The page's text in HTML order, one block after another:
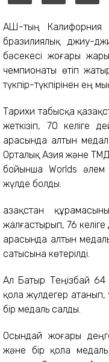
АҚШ-тың Калифорния
бразилиялық джиу-
бәсекесі жоғары
чемпионаты өтіп
түкпір-түкпірінен ең
Тарихи табысқа
жеткізіп, 70 келіге
арасында алтын
Орталық Азия және
бойынша Worlds әлем
жүлде болды.
Қазақстан
жалғастырып, 76 келіге
арасында алтын
сатысына көтерілді.
Ал Батыр Теңізбай 64
қола жүлдегер
бір медаль салды.
Осындай жоғары
және бір қола